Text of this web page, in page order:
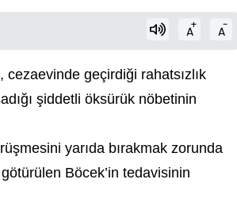
A+ A-
, cezaevinde geçirdiği rahatsızlık
şiddetli öksürük nöbetinin
yarıda bırakmak zorunda
Böcek’in tedavisinin